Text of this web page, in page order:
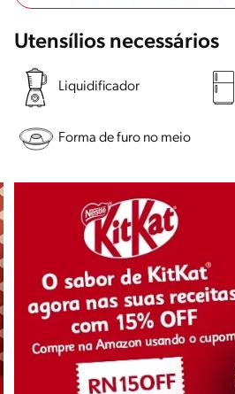
Utensílios necessários
Liquidificador
Forma de furo no meio